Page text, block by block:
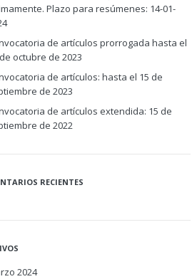
Plazo para resúmenes: 14-01-
de artículos prorrogada hasta el
octubre de 2023
de artículos: hasta el 15 de
de 2023
de artículos extendida: 15 de
de 2022
RECIENTES
2024